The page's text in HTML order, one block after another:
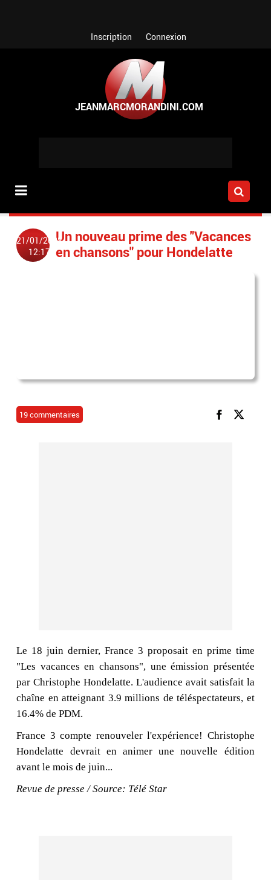
Inscription Connexion
21/01/2008
12:17
Un nouveau prime des "Vacances
en chansons" pour Hondelatte
19 commentaires
Le 18 juin dernier, France 3 proposait en prime time
"Les vacances en chansons", une émission présentée
par Christophe Hondelatte. L'audience avait satisfait la
chaîne en atteignant 3.9 millions de téléspectateurs, et
16.4% de PDM.
France 3 compte renouveler l'expérience! Christophe
Hondelatte devrait en animer une nouvelle édition
avant le mois de juin...
Revue de presse / Source: Télé Star